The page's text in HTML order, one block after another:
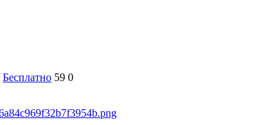
Бесплатно 59 0